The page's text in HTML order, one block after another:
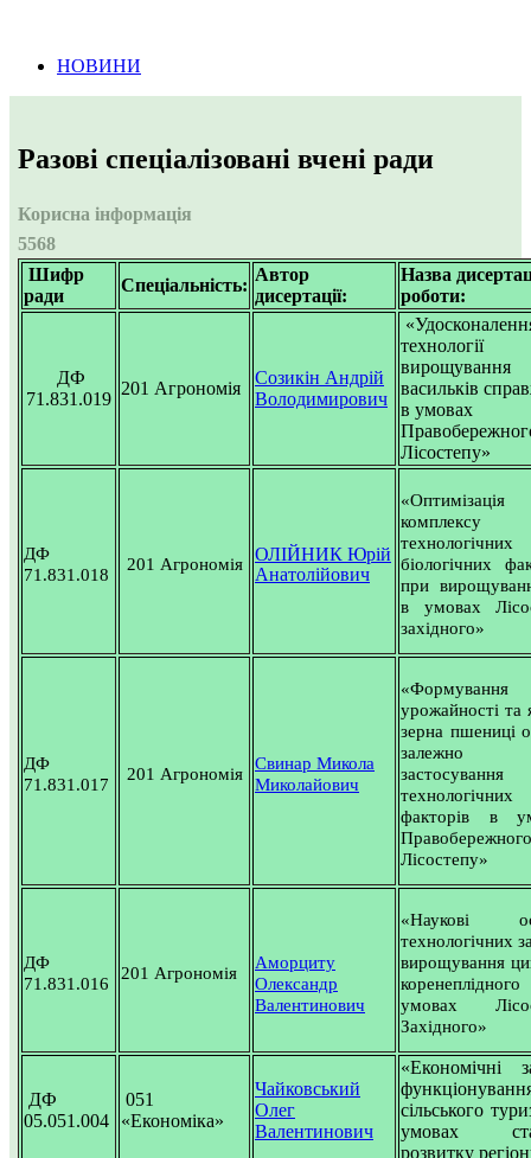
НОВИНИ
Разові спеціалізовані вчені ради
Корисна інформація
5568
Шифр
ради
Спеціальність:
Автор
дисертації:
Назва
роботи:
ДФ
71.831.019
201 Агрономія
Созикін Андрій
Володимирович
технології
вирощування
васильків
в умовах
Лісостепу»
ДФ
71.831.018
201 Агрономія
ОЛІЙНИК Юрій
Анатолійович
«Оптимізація
комплексу
біологічних
при
в умовах
західного»
ДФ
71.831.017
201 Агрономія
Свинар Микола
Миколайович
«Формування
урожайності та
зерна пшениці
залежно
застосування
технологічних
факторів в
Правобережного
Лісостепу»
ДФ
71.831.016
201 Агрономія
Аморциту
Олександр
Валентинович
«Наукові
технологічних
вирощування
умовах
Західного»
ДФ
05.051.004
051
«Економіка»
Чайковський
Олег
Валентинович
«Економічні
сільського
умовах
розвитку